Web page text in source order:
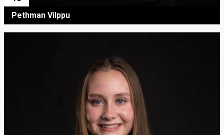
Pethman Vilppu